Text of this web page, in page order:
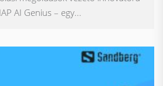
AI Genius – egy...